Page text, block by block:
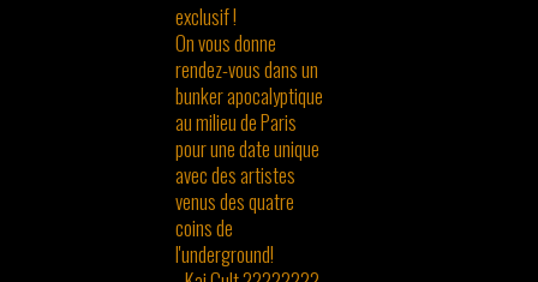
exclusif !
On vous donne
rendez-vous dans un
bunker apocalyptique
au milieu de Paris
pour une date unique
avec des artistes
venus des quatre
coins de
l'underground!